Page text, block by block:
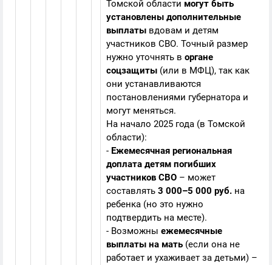
Томской области могут быть
установлены дополнительные
выплаты вдовам и детям
участников СВО. Точный размер
нужно уточнять в органе
соцзащиты (или в МФЦ), так как
они устанавливаются
постановлениями губернатора и
могут меняться.
На начало 2025 года (в Томской
области):
- Ежемесячная региональная
доплата детям погибших
участников СВО – может
составлять 3 000–5 000 руб. на
ребенка (но это нужно
подтвердить на месте).
- Возможны ежемесячные
выплаты на мать (если она не
работает и ухаживает за детьми) –